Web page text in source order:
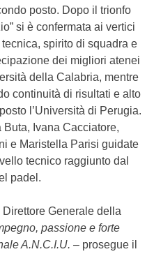
posto. Dopo il trionfo
si è confermata ai vertici
spirito di squadra e
dei migliori atenei
della Calabria, mentre
continuità di risultati e alto
l’Università di Perugia.
Buta, Ivana Cacciatore,
e Maristella Parisi guidate
tecnico raggiunto dal
padel.
Generale della
passione e forte
A.N.C.I.U. – prosegue il